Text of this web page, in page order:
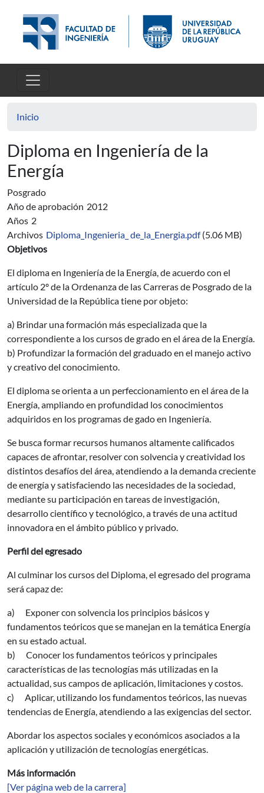
Inicio
Diploma en Ingeniería de la
Energía
Posgrado
Año de aprobación 2012
Años 2
Archivos Diploma_Ingenieria_ de_la_Energia.pdf (5.06 MB)
Objetivos
El diploma en Ingeniería de la Energía, de acuerdo con el
artículo 2º de la Ordenanza de las Carreras de Posgrado de la
Universidad de la República tiene por objeto:
a) Brindar una formación más especializada que la
correspondiente a los cursos de grado en el área de la Energía.
b) Profundizar la formación del graduado en el manejo activo
y creativo del conocimiento.
El diploma se orienta a un perfeccionamiento en el área de la
Energía, ampliando en profundidad los conocimientos
adquiridos en los programas de gado en Ingeniería.
Se busca formar recursos humanos altamente calificados
capaces de afrontar, resolver con solvencia y creatividad los
distintos desafíos del área, atendiendo a la demanda creciente
de energía y satisfaciendo las necesidades de la sociedad,
mediante su participación en tareas de investigación,
desarrollo científico y tecnológico, a través de una actitud
innovadora en el ámbito público y privado.
Perfil del egresado
Al culminar los cursos del Diploma, el egresado del programa
será capaz de:
a) Exponer con solvencia los principios básicos y
fundamentos teóricos que se manejan en la temática Energía
en su estado actual.
b) Conocer los fundamentos teóricos y principales
características de las tecnologías más utilizadas en la
actualidad, sus campos de aplicación, limitaciones y costos.
c) Aplicar, utilizando los fundamentos teóricos, las nuevas
tendencias de Energía, atendiendo a las exigencias del sector.
Abordar los aspectos sociales y económicos asociados a la
aplicación y utilización de tecnologías energéticas.
Más información
[Ver página web de la carrera]